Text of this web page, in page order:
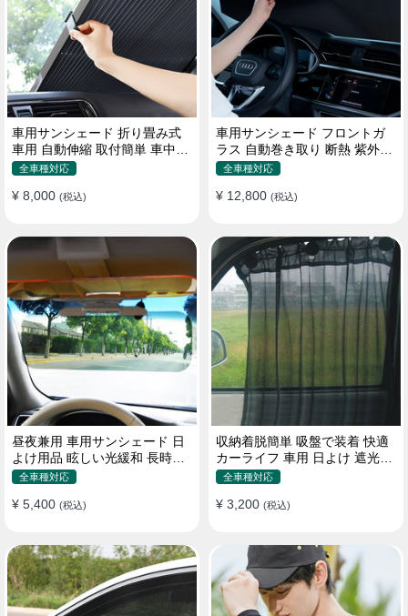
車用サンシェード 折り畳み式
車用 自動伸縮 取付簡単 車中泊
紫外線UVカット 仮眠 断熱
全車種対応
¥ 8,000 (税込)
車用サンシェード フロントガ
ラス 自動巻き取り 断熱 紫外線
UVカット 取付収納便利
全車種対応
¥ 12,800 (税込)
昼夜兼用 車用サンシェード 日
よけ用品 眩しい光緩和 長時間
運転 特殊遮光素材
全車種対応
¥ 5,400 (税込)
収納着脱簡単 吸盤で装着 快適
カーライフ 車用 日よけ 遮光
UVカット 通気
全車種対応
¥ 3,200 (税込)